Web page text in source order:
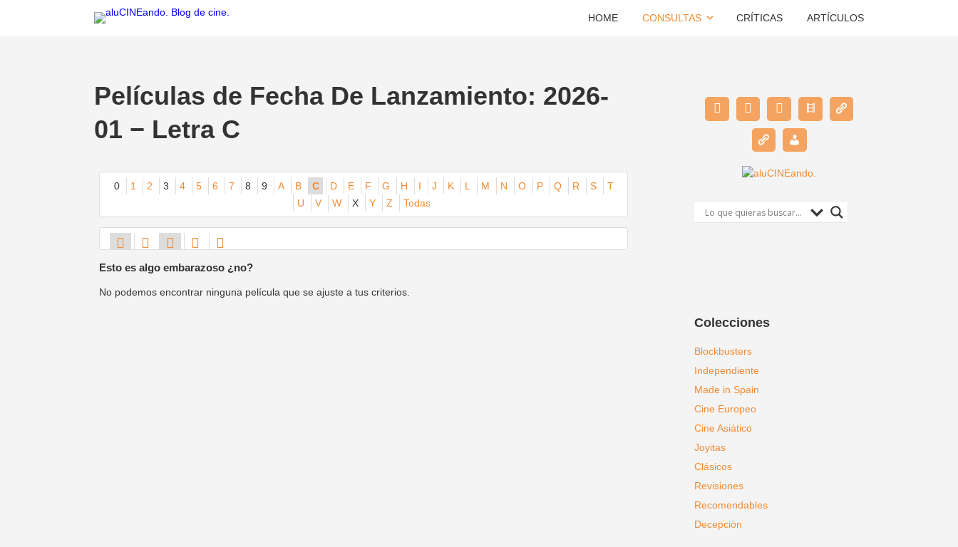
HOME CONSULTAS CRÍTICAS ARTÍCULOS
Películas de Fecha De Lanzamiento: 2026-
01 − Letra C
0 1 2 3 4 5 6 7 8 9 A B C D E F G H I J K L M N O P Q R S
T
U
V W X Y Z Todas
Esto es algo embarazoso ¿no?
No podemos encontrar ninguna película que se ajuste a tus criterios.
Colecciones
Blockbusters
Independiente
Made in Spain
Cine Europeo
Cine Asiático
Joyitas
Clásicos
Revisiones
Recomendables
Decepción